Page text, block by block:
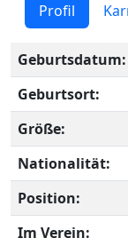
Profil
Geburtsdatum:
Geburtsort:
Größe:
Nationalität:
Position:
Im Verein: